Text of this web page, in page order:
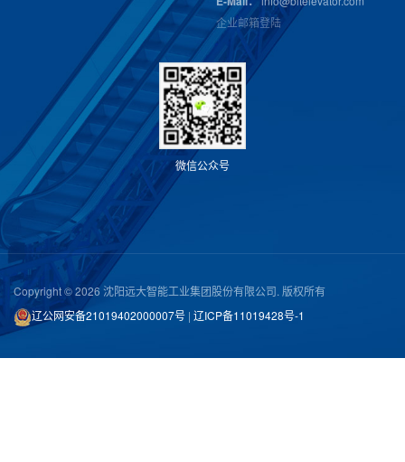
企业邮箱登陆
微信公众号
Copyright © 2026 沈阳远大智能工业集团股份有限公司. 版权所有
辽公网安备21019402000007号 | 辽ICP备11019428号-1